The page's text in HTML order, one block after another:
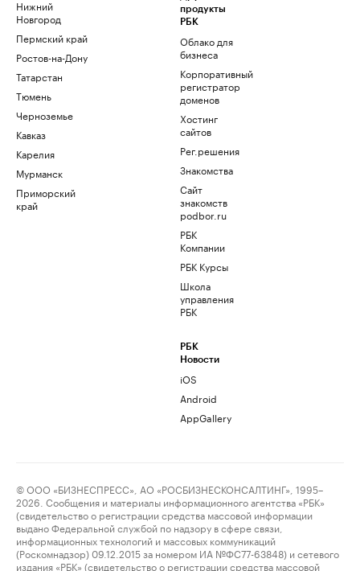
Нижний
Новгород
Пермский край
Ростов-на-Дону
Татарстан
Тюмень
Черноземье
Кавказ
Карелия
Мурманск
Приморский
край
продукты
РБК
Облако для
бизнеса
Корпоративный
регистратор
доменов
Хостинг
сайтов
Рег.решения
Знакомства
Сайт
знакомств
podbor.ru
РБК
Компании
РБК Курсы
Школа
управления
РБК
РБК
Новости
iOS
Android
AppGallery
© ООО «БИЗНЕСПРЕСС», АО «РОСБИЗНЕСКОНСАЛТИНГ», 1995–
2026. Сообщения и материалы информационного агентства «РБК»
(свидетельство о регистрации средства массовой информации
выдано Федеральной службой по надзору в сфере связи,
информационных технологий и массовых коммуникаций
(Роскомнадзор) 09.12.2015 за номером ИА №ФС77-63848) и сетевого
издания «РБК» (свидетельство о регистрации средства массовой